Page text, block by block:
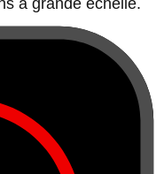
à grande échelle.